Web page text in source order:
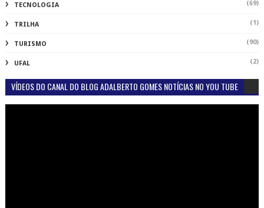
TECNOLOGIA (69)
TRILHA (1)
TURISMO (90)
UFAL (2)
VÍDEOS DO CANAL DO BLOG ADALBERTO GOMES NOTÍCIAS NO YOU TUBE